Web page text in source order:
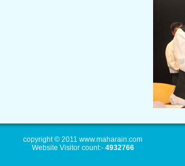
copyright © 2011 www.maharain.com
Website Visitor count:- 4932766